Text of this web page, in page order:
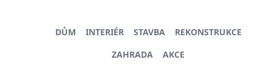
DŮM INTERIÉR STAVBA
REKONSTRUKCE
ZAHRADA
AKCE